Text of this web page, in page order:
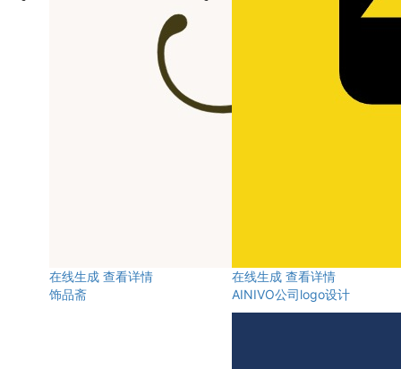
在线生成 查看详情
饰品斋
在线生成 查看详情
AINIVO公司logo设计